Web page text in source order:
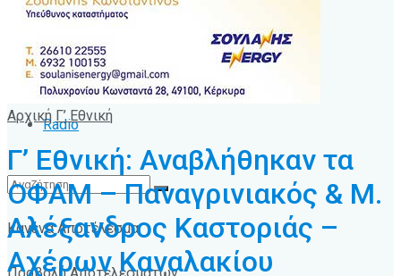
Αρχείο Ειδήσεων
Radio
Κανένα Αποτέλεσμα
Αρχική Γ’ Εθνική
Γ’ Εθνική: Αναβλήθηκαν τα
ΟΦΑΜ – Παναγρινιακός & Μ.
Αλέξανδρος Καστοριάς –
Αχέρων Καναλακίου